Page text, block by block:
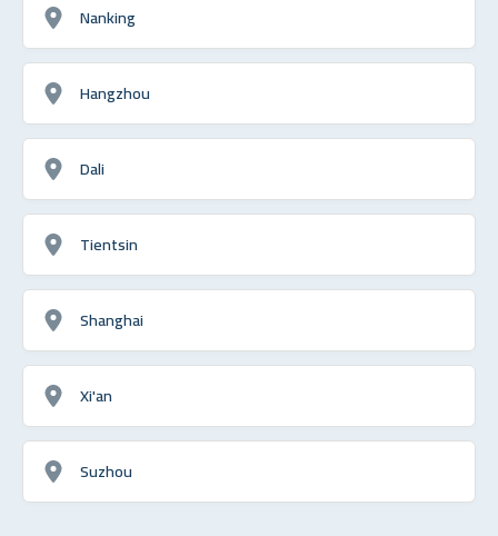
Nanking
Hangzhou
Dali
Tientsin
Shanghai
Xi'an
Suzhou